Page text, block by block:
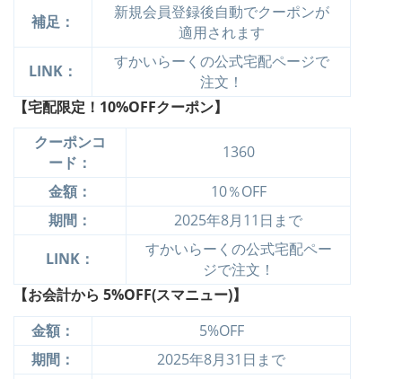
補足：
新規会員登録後自動でクーポンが
適用されます
LINK：
すかいらーくの公式宅配ページで
注文！
【宅配限定！10%OFFクーポン】
クーポンコ
ード：
1360
金額：
10％OFF
期間：
2025年8月11日まで
LINK：
すかいらーくの公式宅配ペー
ジで注文！
【お会計から 5%OFF(スマニュー)】
金額：
5%OFF
期間：
2025年8月31日まで